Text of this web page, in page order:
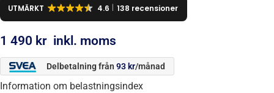
UTMÄRKT 4.6 138 recensioner
1 490 kr inkl. moms
Delbetalning från 93 kr/månad
Information om belastningsindex